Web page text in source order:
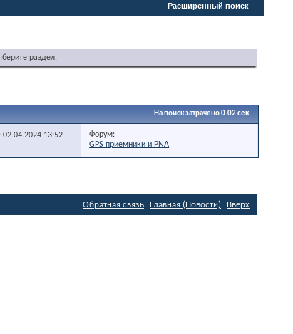
Расширенный поиск
раздел.
На поиск затрачено0.02сек.
02.04.2024 13:52
Форум:
GPS приемники и PNA
Обратная связь Главная (Новости) Вверх